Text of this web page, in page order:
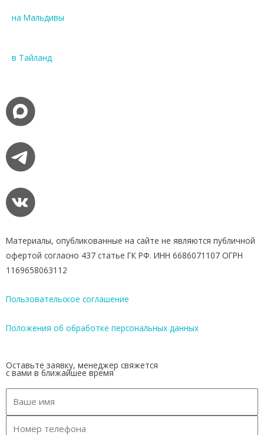
на Мальдивы
в Тайланд
Материалы, опубликованные на сайте не являются публичной
офертой согласно 437 статье ГК РФ. ИНН 6686071107 ОГРН
1169658063112
Пользовательское соглашение
Положения об обработке персональных данных
Оставьте заявку, менеджер свяжется
с вами в ближайшее время